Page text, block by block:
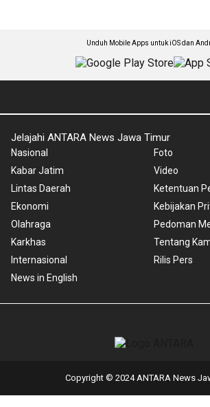
Unduh Mobile Apps untuk iOS dan
Jelajahi ANTARA News Jawa Timur
Nasional
Kabar Jatim
Lintas Daerah
Ekonomi
Olahraga
Karkhas
Internasional
News in English
Foto
Video
Ketentuan
Kebijakan
Pedoman
Tentang
Rilis Pers
Copyright © 2024 ANTARA News